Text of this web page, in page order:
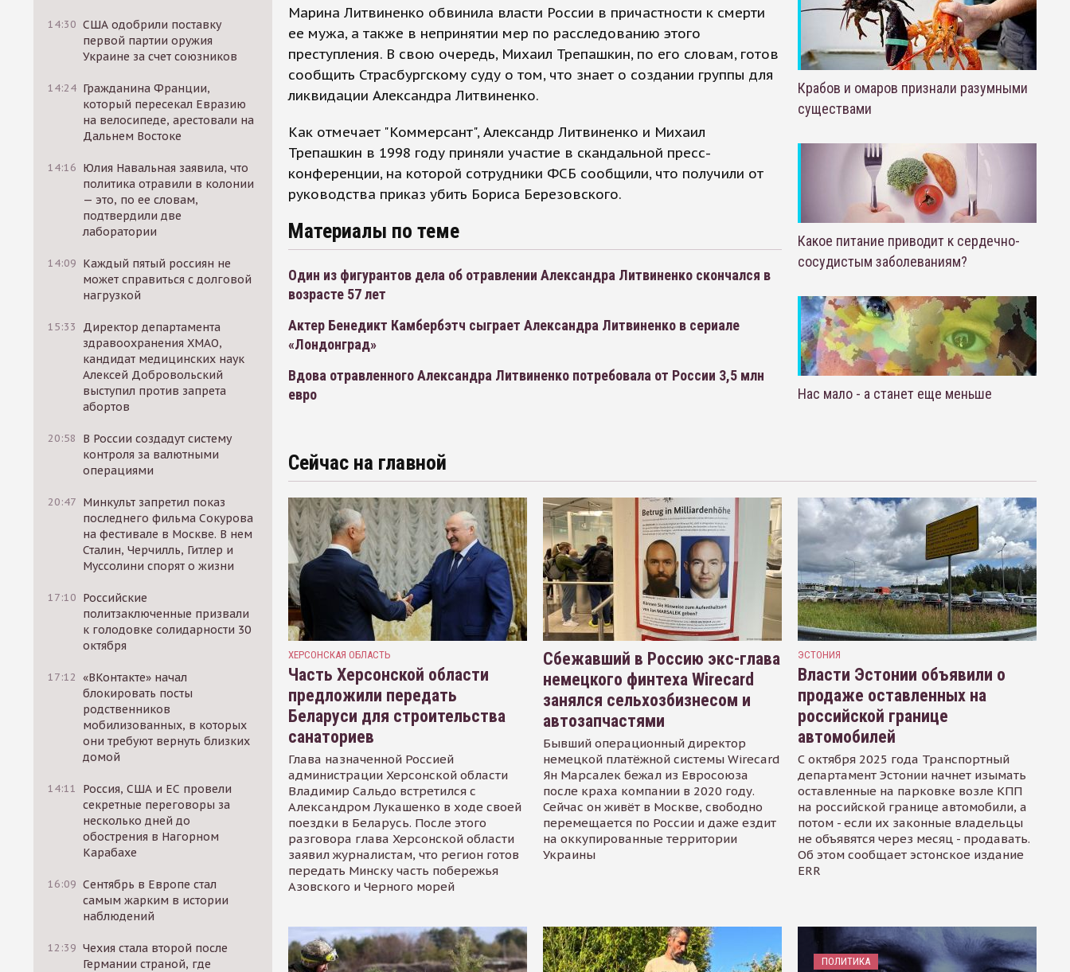
14:30 США одобрили поставку
первой партии оружия
Украине за счет союзников
14:24 Гражданина Франции,
который пересекал Евразию
на велосипеде, арестовали на
Дальнем Востоке
14:16 Юлия Навальная заявила, что
политика отравили в колонии
— это, по ее словам,
подтвердили две
лаборатории
14:09 Каждый пятый россиян не
может справиться с долговой
нагрузкой
15:33
Директор департамента
здравоохранения ХМАО,
кандидат медицинских наук
Алексей Добровольский
выступил против запрета
абортов
20:58
В России создадут систему
контроля за валютными
операциями
20:47 Минкульт запретил показ
последнего фильма Сокурова
на фестивале в Москве. В нем
Сталин, Черчилль, Гитлер и
Муссолини спорят о жизни
17:10 Российские
политзаключенные призвали
к голодовке солидарности 30
октября
17:12 «ВКонтакте» начал
блокировать посты
родственников
мобилизованных, в которых
они требуют вернуть близких
домой
14:11
Россия, США и ЕС провели
секретные переговоры за
несколько дней до
обострения в Нагорном
Карабахе
16:09 Сентябрь в Европе стал
самым жарким в истории
наблюдений
12:39 Чехия стала второй после
Германии страной, где
Марина Литвиненко обвинила власти России в причастности к смерти
ее мужа, а также в непринятии мер по расследованию этого
преступления. В свою очередь, Михаил Трепашкин, по его словам, готов
сообщить Страсбургскому суду о том, что знает о создании группы для
ликвидации Александра Литвиненко.
Как отмечает "Коммерсант", Александр Литвиненко и Михаил
Трепашкин в 1998 году приняли участие в скандальной пресс-
конференции, на которой сотрудники ФСБ сообщили, что получили от
руководства приказ убить Бориса Березовского.
Материалы по теме
Один из фигурантов дела об отравлении Александра Литвиненко скончался в
возрасте 57 лет
Актер Бенедикт Камбербэтч сыграет Александра Литвиненко в сериале
«Лондонград»
Вдова отравленного Александра Литвиненко потребовала от России 3,5 млн
евро
Крабов и омаров признали разумными
существами
Какое питание приводит к сердечно-
сосудистым заболеваниям?
Нас мало - а станет еще меньше
Сейчас на главной
ХЕРСОНСКАЯ ОБЛАСТЬ
Часть Херсонской области
предложили передать
Беларуси для строительства
санаториев
Глава назначенной Россией
администрации Херсонской области
Владимир Сальдо встретился с
Александром Лукашенко в ходе своей
поездки в Беларусь. После этого
разговора глава Херсонской области
заявил журналистам, что регион готов
передать Минску часть побережья
Азовского и Черного морей
Сбежавший в Россию экс-глава
немецкого финтеха Wirecard
занялся сельхозбизнесом и
автозапчастями
Бывший операционный директор
немецкой платёжной системы Wirecard
Ян Марсалек бежал из Евросоюза
после краха компании в 2020 году.
Сейчас он живёт в Москве, свободно
перемещается по России и даже ездит
на оккупированные территории
Украины
ЭСТОНИЯ
Власти Эстонии объявили о
продаже оставленных на
российской границе
автомобилей
С октября 2025 года Транспортный
департамент Эстонии начнет изымать
оставленные на парковке возле КПП
на российской границе автомобили, а
потом - если их законные владельцы
не объявятся через месяц - продавать.
Об этом сообщает эстонское издание
ERR
ПОЛИТИКА